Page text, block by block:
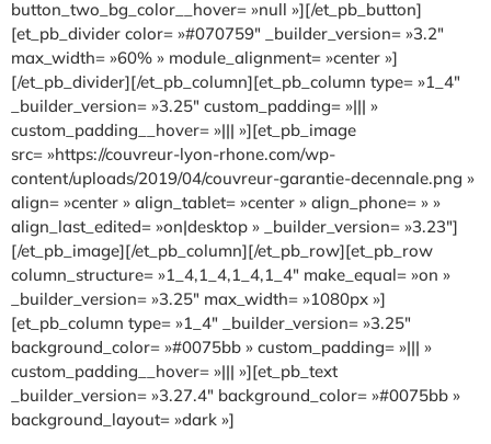
button_two_bg_color__hover= »null »][/et_pb_button]
[et_pb_divider color= »#070759″ _builder_version= »3.2″
max_width= »60% » module_alignment= »center »]
[/et_pb_divider][/et_pb_column][et_pb_column type= »1_4″
_builder_version= »3.25″ custom_padding= »||| »
custom_padding__hover= »||| »][et_pb_image
src= »https://couvreur-lyon-rhone.com/wp-
content/uploads/2019/04/couvreur-garantie-decennale.png »
align= »center » align_tablet= »center » align_phone= » »
align_last_edited= »on|desktop » _builder_version= »3.23″]
[/et_pb_image][/et_pb_column][/et_pb_row][et_pb_row
column_structure= »1_4,1_4,1_4,1_4″ make_equal= »on »
_builder_version= »3.25″ max_width= »1080px »]
[et_pb_column type= »1_4″ _builder_version= »3.25″
background_color= »#0075bb » custom_padding= »||| »
custom_padding__hover= »||| »][et_pb_text
_builder_version= »3.27.4″ background_color= »#0075bb »
background_layout= »dark »]